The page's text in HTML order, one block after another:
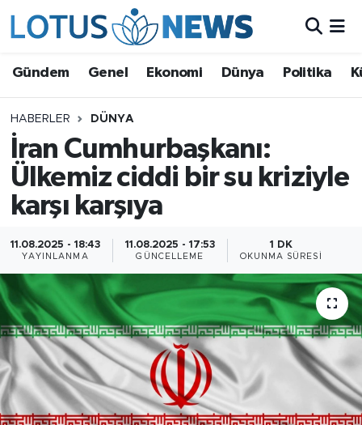
Gündem Genel Ekonomi Dünya Politika
HABERLER DÜNYA
İran Cumhurbaşkanı:
Ülkemiz ciddi bir su kriziyle
karşı karşıya
11.08.2025 - 18:43
YAYINLANMA
11.08.2025 - 17:53
GÜNCELLEME
1 DK
OKUNMA SÜRESI
Ekonomi
Dünya
Politika
Bilim ve Teknoloji
Çin Fuarları
Gündem